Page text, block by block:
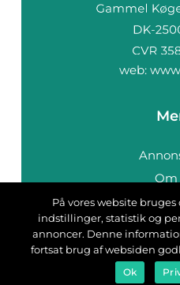
web:
Om
På vores website
indstillinger, statistik og
annoncer. Denne
fortsat brug af websiden
Ok